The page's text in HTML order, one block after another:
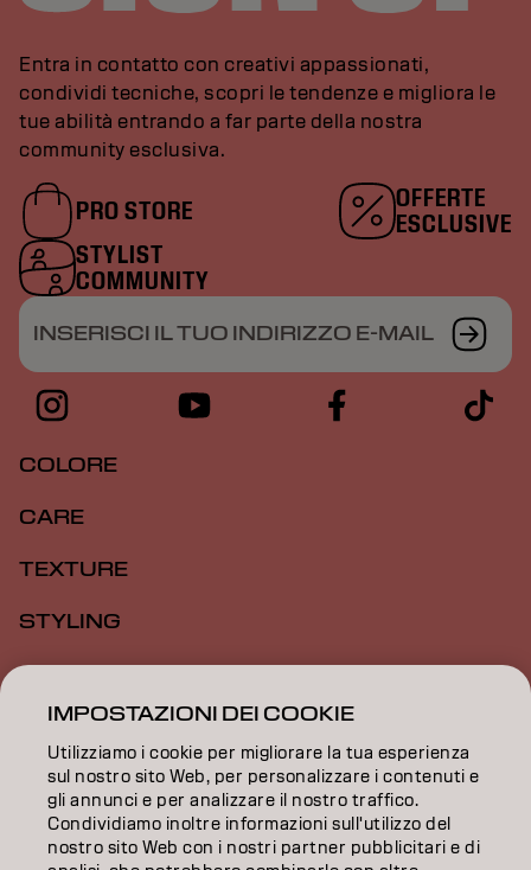
Entra in contatto con creativi appassionati,
condividi tecniche, scopri le tendenze e migliora le
tue abilità entrando a far parte della nostra
community esclusiva.
PRO STORE
OFFERTE
ESCLUSIVE
STYLIST
COMMUNITY
INSERISCI IL TUO INDIRIZZO E-MAIL
COLORE
CARE
TEXTURE
STYLING
ISPIRAZIONE
FORMAZIONE
INFORMAZIONI
SALON FINDER
IMPOSTAZIONI DEI COOKIE
Utilizziamo i cookie per migliorare la tua esperienza
sul nostro sito Web, per personalizzare i contenuti e
gli annunci e per analizzare il nostro traffico.
Condividiamo inoltre informazioni sull'utilizzo del
nostro sito Web con i nostri partner pubblicitari e di